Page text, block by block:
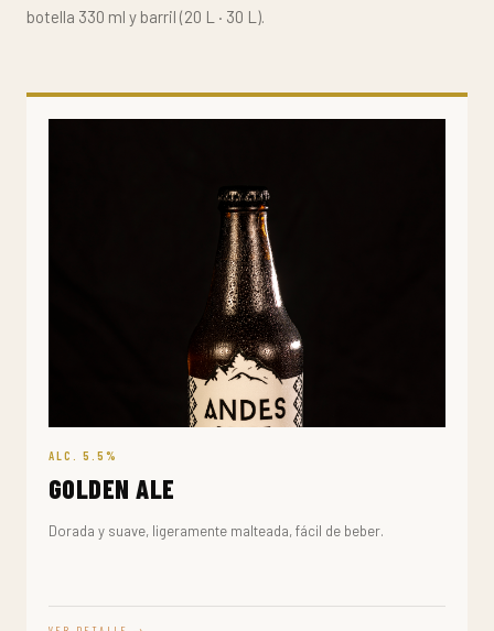
botella 330 ml y barril (20 L · 30 L).
ALC. 5.5%
GOLDEN ALE
Dorada y suave, ligeramente malteada, fácil de beber.